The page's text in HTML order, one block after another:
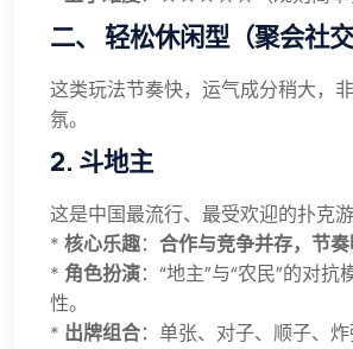
二、 轻松休闲型（聚会社交
这类玩法节奏快，运气成分稍大，
氛。
2. 斗地主
这是中国最流行、最受欢迎的扑克游
* 核心乐趣： 合作与竞争并存，节
* 角色扮演：“地主”与“农民”的对抗
性。
* 出牌组合：单张、对子、顺子、